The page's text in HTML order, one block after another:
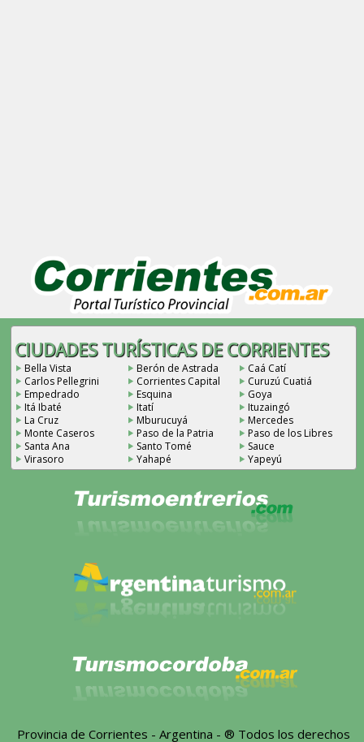
CIUDADES TURÍSTICAS DE CORRIENTES
Bella Vista Berón de Astrada
Caá Catí
Carlos Pellegrini
Corrientes Capital
Curuzú Cuatiá
Empedrado
Esquina
Goya
Itá Ibaté
Itatí
Ituzaingó
La Cruz
Mburucuyá
Mercedes
Monte Caseros
Paso de la Patria
Paso de los Libres
Santa Ana
Santo Tomé
Sauce
Virasoro
Yahapé Yapeyú
Provincia de Corrientes - Argentina - ® Todos los derechos